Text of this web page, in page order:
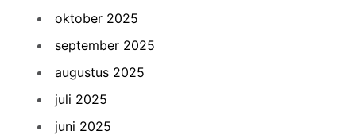
oktober 2025
september 2025
augustus 2025
juli 2025
juni 2025